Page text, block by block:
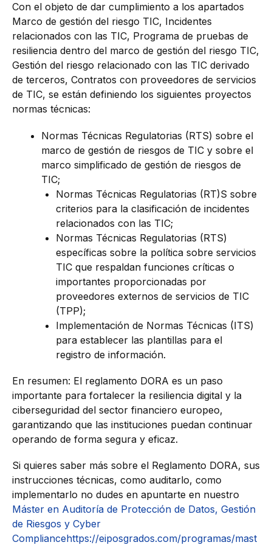
Con el objeto de dar cumplimiento a los apartados
Marco de gestión del riesgo TIC, Incidentes
relacionados con las TIC, Programa de pruebas de
resiliencia dentro del marco de gestión del riesgo TIC,
Gestión del riesgo relacionado con las TIC derivado
de terceros, Contratos con proveedores de servicios
de TIC, se están definiendo los siguientes proyectos
normas técnicas:
Normas Técnicas Regulatorias (RTS) sobre el
marco de gestión de riesgos de TIC y sobre el
marco simplificado de gestión de riesgos de
TIC;
Normas Técnicas Regulatorias (RT)S sobre
criterios para la clasificación de incidentes
relacionados con las TIC;
Normas Técnicas Regulatorias (RTS)
específicas sobre la política sobre servicios
TIC que respaldan funciones críticas o
importantes proporcionadas por
proveedores externos de servicios de TIC
(TPP);
Implementación de Normas Técnicas (ITS)
para establecer las plantillas para el
registro de información.
En resumen: El reglamento DORA es un paso
importante para fortalecer la resiliencia digital y la
ciberseguridad del sector financiero europeo,
garantizando que las instituciones puedan continuar
operando de forma segura y eficaz.
Si quieres saber más sobre el Reglamento DORA, sus
instrucciones técnicas, como auditarlo, como
implementarlo no dudes en apuntarte en nuestro
Máster en Auditoría de Protección de Datos, Gestión
de Riesgos y Cyber
Compliancehttps://eiposgrados.com/programas/mast